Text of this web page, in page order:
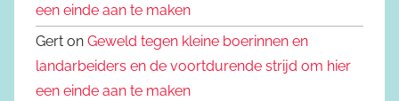
een einde aan te maken
Gert on Geweld tegen kleine boerinnen en
landarbeiders en de voortdurende strijd om hier
een einde aan te maken